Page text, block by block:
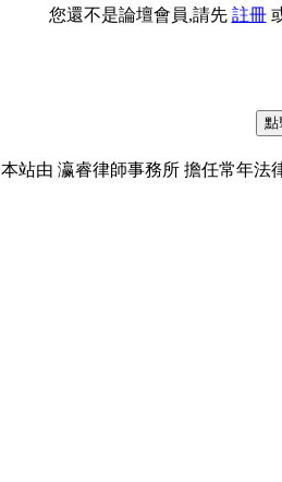
您還不是論壇會員,請先 註冊
本站由 瀛睿律師事務所 擔任常年法